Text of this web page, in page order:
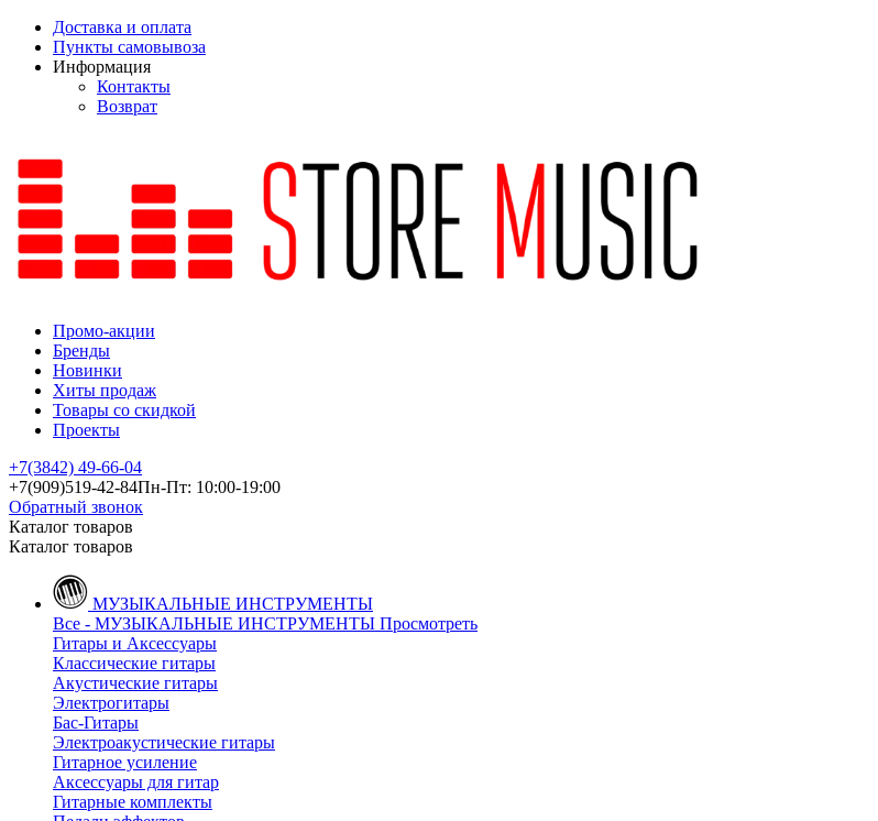
Доставка и оплата
Пункты самовывоза
Информация
Контакты
Возврат
Промо-акции
Бренды
Новинки
Хиты продаж
Товары со скидкой
Проекты
+7(3842) 49-66-04
+7(909)519-42-84Пн-Пт: 10:00-19:00
Обратный звонок
Каталог товаров
Каталог товаров
МУЗЫКАЛЬНЫЕ ИНСТРУМЕНТЫ
Все - МУЗЫКАЛЬНЫЕ ИНСТРУМЕНТЫ Просмотреть
Гитары и Аксессуары
Классические гитары
Акустические гитары
Электрогитары
Бас-Гитары
Электроакустические гитары
Гитарное усиление
Аксессуары для гитар
Гитарные комплекты